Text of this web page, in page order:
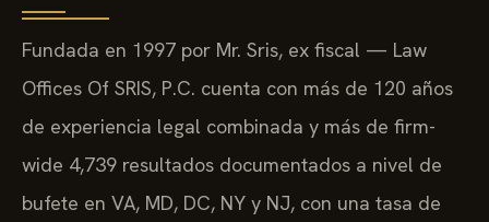
Fundada en 1997 por Mr. Sris, ex fiscal — Law
Offices Of SRIS, P.C. cuenta con más de 120 años
de experiencia legal combinada y más de firm-
wide 4,739 resultados documentados a nivel de
bufete en VA, MD, DC, NY y NJ, con una tasa de